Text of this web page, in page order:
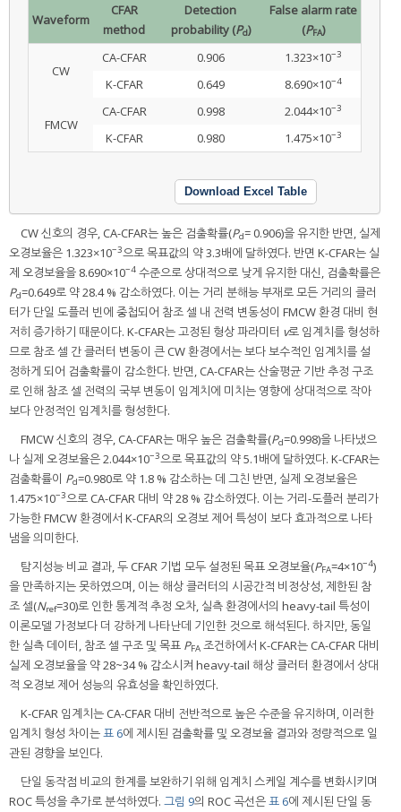
Waveform
CFAR
method
Detection
probability (Pd)
False alarm rate
(PFA)
CW
CA-CFAR 0.906 1.323×10−3
K-CFAR 0.649 8.690×10−4
FMCW
CA-CFAR 0.998 2.044×10−3
K-CFAR 0.980 1.475×10−3
Download Excel Table
CW 신호의 경우, CA-CFAR는 높은 검출확률(Pd= 0.906)을 유지한 반면, 실제
오경보율은 1.323×10−3으로 목표값의 약 3.3배에 달하였다. 반면 K-CFAR는 실
제 오경보율을 8.690×10−4 수준으로 상대적으로 낮게 유지한 대신, 검출확률은
Pd=0.649로 약 28.4 % 감소하였다. 이는 거리 분해능 부재로 모든 거리의 클러
터가 단일 도플러 빈에 중첩되어 참조 셀 내 전력 변동성이 FMCW 환경 대비 현
저히 증가하기 때문이다. K-CFAR는 고정된 형상 파라미터 v로 임계치를 형성하
므로 참조 셀 간 클러터 변동이 큰 CW 환경에서는 보다 보수적인 임계치를 설
정하게 되어 검출확률이 감소한다. 반면, CA-CFAR는 산술평균 기반 추정 구조
로 인해 참조 셀 전력의 국부 변동이 임계치에 미치는 영향에 상대적으로 작아
보다 안정적인 임계치를 형성한다.
FMCW 신호의 경우, CA-CFAR는 매우 높은 검출확률(Pd=0.998)을 나타냈으
나 실제 오경보율은 2.044×10−3으로 목표값의 약 5.1배에 달하였다. K-CFAR는
검출확률이 Pd=0.980로 약 1.8 % 감소하는 데 그친 반면, 실제 오경보율은
1.475×10−3으로 CA-CFAR 대비 약 28 % 감소하였다. 이는 거리-도플러 분리가
가능한 FMCW 환경에서 K-CFAR의 오경보 제어 특성이 보다 효과적으로 나타
냄을 의미한다.
탐지성능 비교 결과, 두 CFAR 기법 모두 설정된 목표 오경보율(PFA=4×10−4)
을 만족하지는 못하였으며, 이는 해상 클러터의 시공간적 비정상성, 제한된 참
조 셀(Nref=30)로 인한 통계적 추정 오차, 실측 환경에서의 heavy-tail 특성이
이론모델 가정보다 더 강하게 나타난데 기인한 것으로 해석된다. 하지만, 동일
한 실측 데이터, 참조 셀 구조 및 목표 PFA 조건하에서 K-CFAR는 CA-CFAR 대비
실제 오경보율을 약 28~34 % 감소시켜 heavy-tail 해상 클러터 환경에서 상대
적 오경보 제어 성능의 유효성을 확인하였다.
K-CFAR 임계치는 CA-CFAR 대비 전반적으로 높은 수준을 유지하며, 이러한
임계치 형성 차이는표 6에 제시된 검출확률 및 오경보율 결과와 정량적으로 일
관된 경향을 보인다.
단일 동작점 비교의 한계를 보완하기 위해 임계치 스케일 계수를 변화시키며
ROC 특성을 추가로 분석하였다. 그림 9의 ROC 곡선은표 6에 제시된 단일 동